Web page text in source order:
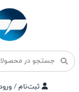
ثبت‌نام /